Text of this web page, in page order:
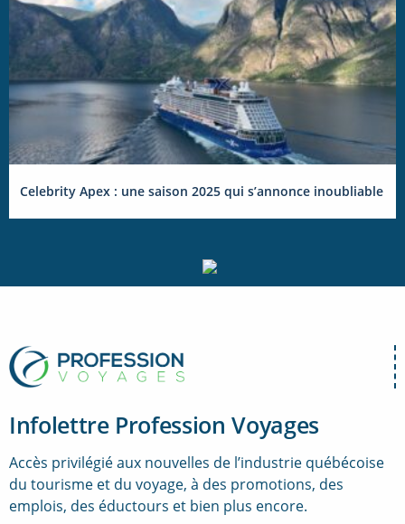
Celebrity Apex : une saison 2025 qui s’annonce inoubliable
Infolettre Profession Voyages
Accès privilégié aux nouvelles de l’industrie québécoise
du tourisme et du voyage, à des promotions, des
emplois, des éductours et bien plus encore.